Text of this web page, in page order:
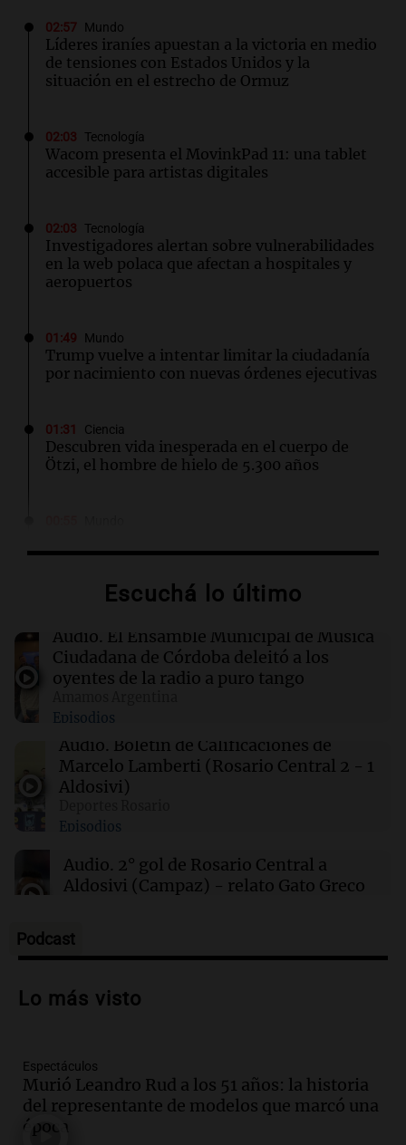
02:57 Mundo
Líderes iraníes apuestan a la victoria en medio
de tensiones con Estados Unidos y la
situación en el estrecho de Ormuz
02:03 Tecnología
Wacom presenta el MovinkPad 11: una tablet
accesible para artistas digitales
02:03 Tecnología
Investigadores alertan sobre vulnerabilidades
en la web polaca que afectan a hospitales y
aeropuertos
01:49 Mundo
Trump vuelve a intentar limitar la ciudadanía
por nacimiento con nuevas órdenes ejecutivas
01:31 Ciencia
Descubren vida inesperada en el cuerpo de
Ötzi, el hombre de hielo de 5.300 años
escuelas y actividades turísticas en varias
00:32 Clima
Clima en Salta: cómo estará el tiempo este
sábado 8 de agosto
00:27 Clima
Clima en Tucumán: cómo estará el tiempo
este sábado 8 de agosto
Clima en Mendoza: cómo estará el tiempo
Escuchá lo último
Audio. El Ensamble Municipal de Música
Ciudadana de Córdoba deleitó a los
oyentes de la radio a puro tango
Episodios
Audio. Boletín de Calificaciones de
Marcelo Lamberti (Rosario Central 2 - 1
Aldosivi)
Episodios
Audio. 2° gol de Rosario Central a
Aldosivi (Campaz) - relato Gato Greco
Audio.Nuevo desarrollo urbano y casa
en Villa María
Audio.
la Bulaya abrirá sus puertas mañana con
diversas actividades y sorpresas
Panorama Federal
Podcast
Lo más visto
Espectáculos
Murió Leandro Rud a los 51 años: la historia
del representante de modelos que marcó una
época